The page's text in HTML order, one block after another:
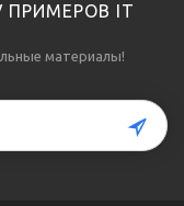
IT
материалы!